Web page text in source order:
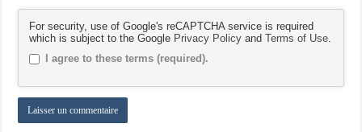
For security, use of Google's reCAPTCHA service is required
which is subject to the Google Privacy Policy andTerms of Use
I agree to these terms (required).